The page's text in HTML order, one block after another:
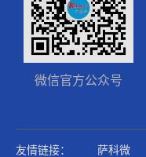
微信官方公众号
友情链接： 萨科微